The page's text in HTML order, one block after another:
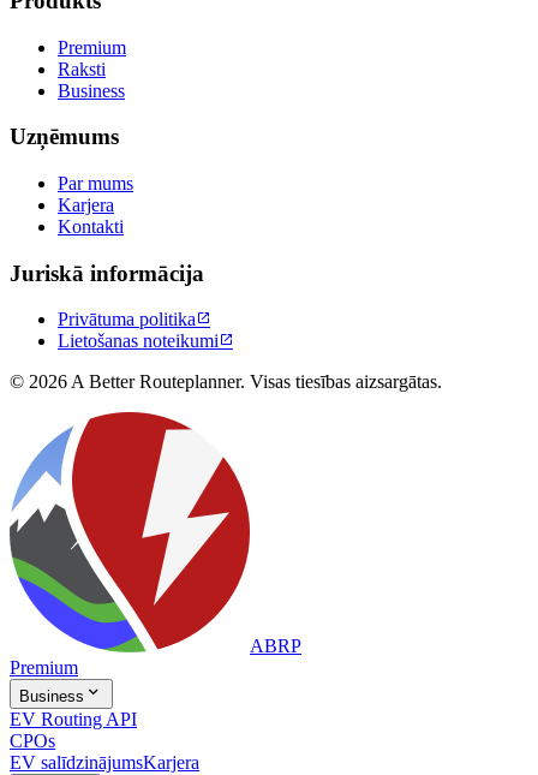
Premium
Raksti
Business
Uzņēmums
Par mums
Karjera
Kontakti
Juriskā informācija
Privātuma politika
Lietošanas noteikumi
© 2026 A Better Routeplanner. Visas tiesības aizsargātas.
ABRP
Premium
Business 
EV Routing API
CPOs
EV salīdzinājumsKarjera